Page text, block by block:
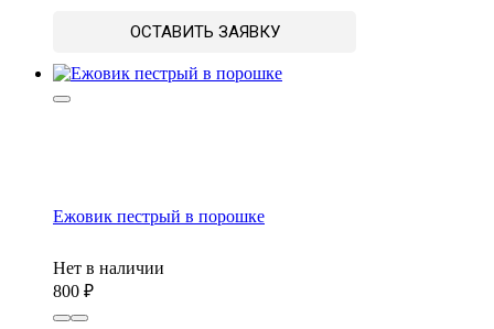
ОСТАВИТЬ ЗАЯВКУ
Ежовик пестрый в порошке
Нет в наличии
800